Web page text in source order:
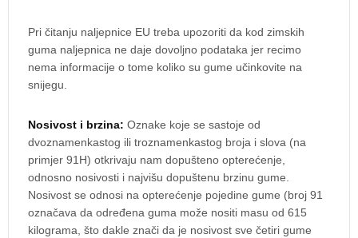
Pri čitanju naljepnice EU treba upozoriti da kod zimskih
guma naljepnica ne daje dovoljno podataka jer recimo
nema informacije o tome koliko su gume učinkovite na
snijegu.
Nosivost i brzina: Oznake koje se sastoje od
dvoznamenkastog ili troznamenkastog broja i slova (na
primjer 91H) otkrivaju nam dopušteno opterećenje,
odnosno nosivosti i najvišu dopuštenu brzinu gume.
Nosivost se odnosi na opterećenje pojedine gume (broj 91
označava da određena guma može nositi masu od 615
kilograma, što dakle znači da je nosivost sve četiri gume